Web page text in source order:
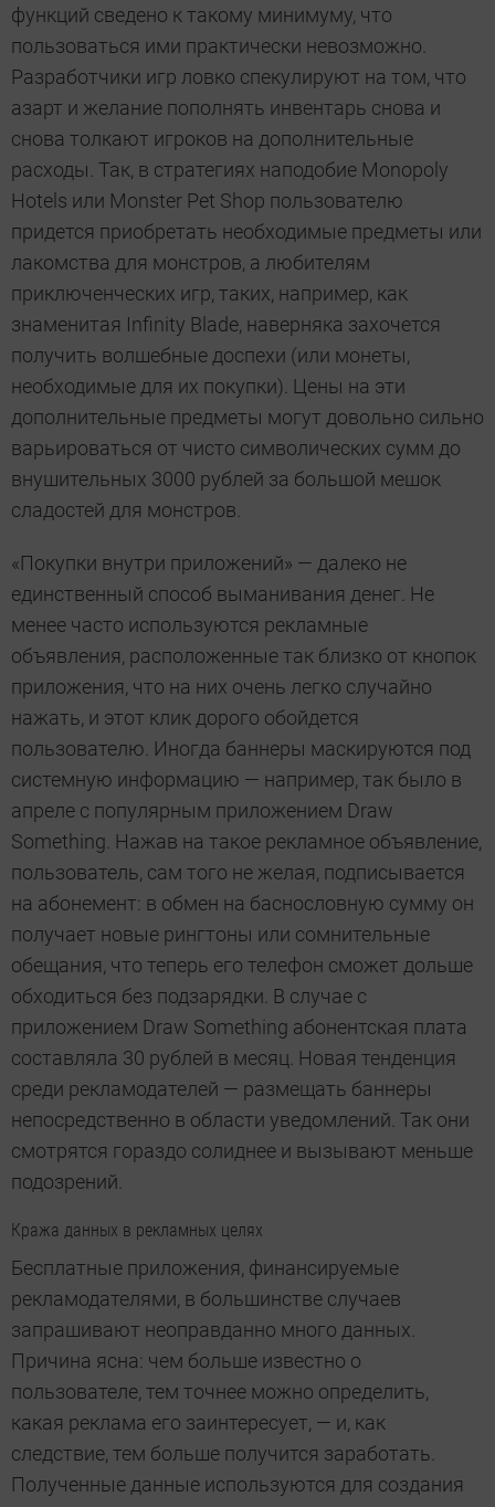
функций сведено к такому минимуму, что
пользоваться ими практически невозможно.
Разработчики игр ловко спекулируют на том, что
азарт и желание пополнять инвентарь снова и
снова толкают игроков на дополнительные
расходы. Так, в стратегиях наподобие Monopoly
Hotels или Monster Pet Shop пользователю
придется приобретать необходимые предметы или
лакомства для монстров, а любителям
приключенческих игр, таких, например, как
знаменитая Infinity Blade, наверняка захочется
получить волшебные доспехи (или монеты,
необходимые для их покупки). Цены на эти
дополнительные предметы могут довольно сильно
варьироваться от чисто символических сумм до
внушительных 3000 рублей за большой мешок
сладостей для монстров.
«Покупки внутри приложений» — далеко не
единственный способ выманивания денег. Не
менее часто используются рекламные
объявления, расположенные так близко от кнопок
приложения, что на них очень легко случайно
нажать, и этот клик дорого обойдется
пользователю. Иногда баннеры маскируются под
системную информацию — например, так было в
апреле с популярным приложением Draw
Something. Нажав на такое рекламное объявление,
пользователь, сам того не желая, подписывается
на абонемент: в обмен на баснословную сумму он
получает новые рингтоны или сомнительные
обещания, что теперь его телефон сможет дольше
обходиться без подзарядки. В случае с
приложением Draw Something абонентская плата
составляла 30 рублей в месяц. Новая тенденция
среди рекламодателей — размещать баннеры
непосредственно в области уведомлений. Так они
смотрятся гораздо солиднее и вызывают меньше
подозрений.
Кража данных в рекламных целях
Бесплатные приложения, финансируемые
рекламодателями, в большинстве случаев
запрашивают неоправданно много данных.
Причина ясна: чем больше известно о
пользователе, тем точнее можно определить,
какая реклама его заинтересует, — и, как
следствие, тем больше получится заработать.
Полученные данные используются для создания